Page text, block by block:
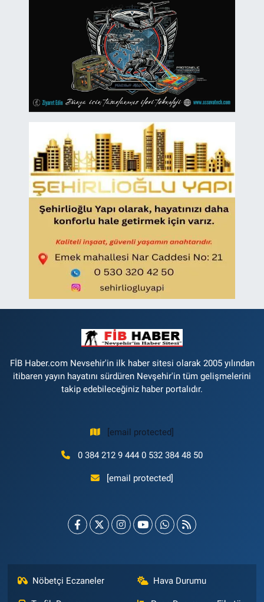
FİB Haber.com Nevsehir'in ilk haber sitesi olarak 2005 yılından
itibaren yayın hayatını sürdüren Nevşehir'in tüm gelişmelerini
takip edebileceğiniz haber portalıdır.
[email protected]
0 384 212 9 444 0 532 384 48 50
[email protected]
Nöbetçi Eczaneler Hava Durumu